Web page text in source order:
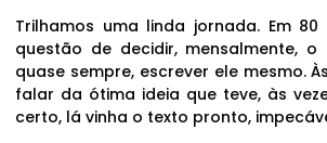
Trilhamos uma linda jornada. Em 80
questão de decidir, mensalmente,
quase sempre, escrever ele mesmo.
falar da ótima ideia que teve, às
certo, lá vinha o texto pronto,